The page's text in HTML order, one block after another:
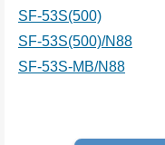
SF-53S(500)
SF-53S(500)/N88
SF-53S-MB/N88